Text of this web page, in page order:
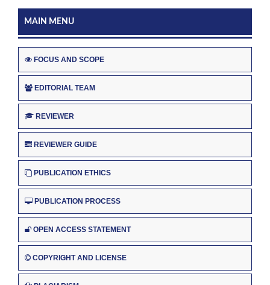
MAIN MENU
FOCUS AND SCOPE
EDITORIAL TEAM
REVIEWER
REVIEWER GUIDE
PUBLICATION ETHICS
PUBLICATION PROCESS
OPEN ACCESS STATEMENT
COPYRIGHT AND LICENSE